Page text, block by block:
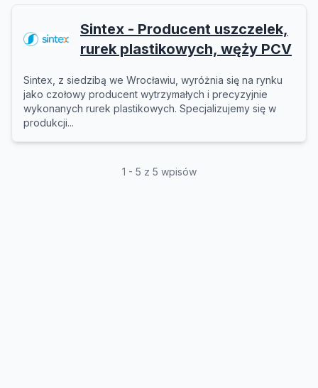
Sintex - Producent uszczelek,
rurek plastikowych, węży PCV
Sintex, z siedzibą we Wrocławiu, wyróżnia się na rynku
jako czołowy producent wytrzymałych i precyzyjnie
wykonanych rurek plastikowych. Specjalizujemy się w
produkcji...
1 - 5 z 5 wpisów